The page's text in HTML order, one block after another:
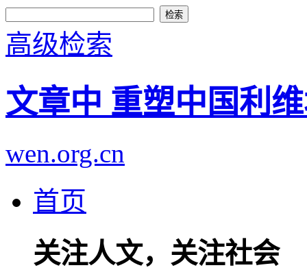
高级检索
文章中 重塑中国利
wen.org.cn
首页
关注人文，关注社会